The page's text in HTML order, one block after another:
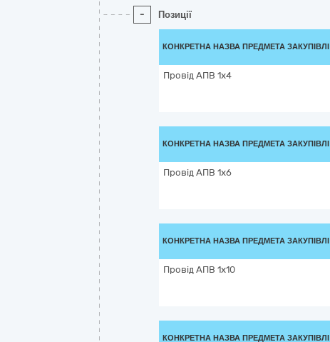
- Позиції
КОНКРЕТНА НАЗВА ПРЕДМЕТА ЗАКУПІВЛІ
Провід АПВ 1х4
КОНКРЕТНА НАЗВА ПРЕДМЕТА ЗАКУПІВЛІ
Провід АПВ 1х6
КОНКРЕТНА НАЗВА ПРЕДМЕТА ЗАКУПІВЛІ
Провід АПВ 1х10
КОНКРЕТНА НАЗВА ПРЕДМЕТА ЗАКУПІВЛІ